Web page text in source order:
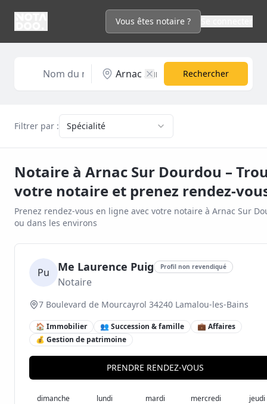
Vous êtes notaire ?
Rechercher
Filtrer par : Spécialité
Notaire à Arnac Sur Dourdou –
votre notaire et prenez rendez-
Prenez rendez-vous en ligne avec votre notaire à Arnac Sur
ou dans les environs
Pu Me Laurence Puig Profil non revendiqué
Notaire
7 Boulevard de Mourcayrol 34240 Lamalou-les-Bains
🏠 Immobilier 👥 Succession & famille
💼 Affaires
💰 Gestion de patrimoine
PRENDRE RENDEZ-VOUS
dimanche
lundi
mardi
mercredi
jeudi